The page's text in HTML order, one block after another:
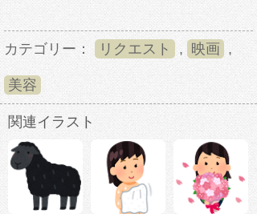
カテゴリー： リクエスト , 映画 ,
美容
関連イラスト